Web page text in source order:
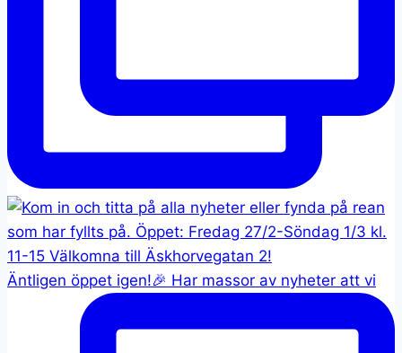
Äntligen öppet igen!🎉 Har massor av nyheter att vi